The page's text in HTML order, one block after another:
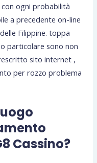
ogni probabilità
a precedente on-line
Filippine. toppa
particolare sono non
sito internet ,
per rozzo problema
Cassino?